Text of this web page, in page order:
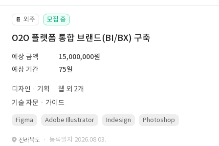
📔 외주 모집 중
O2O 플랫폼 통합 브랜드(BI/BX) 구축
예상 금액
15,000,000원
예상 기간
75일
디자인 · 기획
웹 외 2개
기술 자문ㆍ가이드
Figma Adobe Illustrator Indesign Photoshop
전라북도 · 등록일자 2026.08.03.